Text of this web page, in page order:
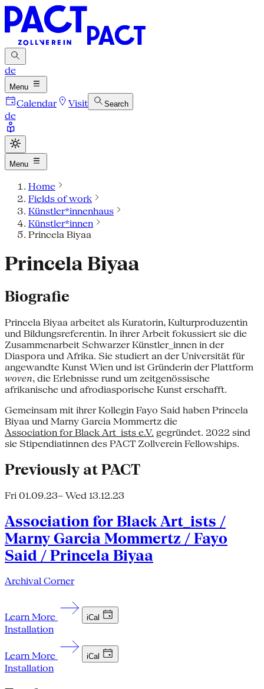
de
Menu
Calendar Visit Search
de
Menu
Home
Fields of work
Künstler*innenhaus
Künstler*innen
Princela Biyaa
Princela Biyaa
Biografie
Princela Biyaa arbeitet als Kuratorin, Kulturproduzentin
und Bildungsreferentin. In ihrer Arbeit fokussiert sie die
Zusammenarbeit Schwarzer Künstler_innen in der
Diaspora und Afrika. Sie studiert an der Universität für
angewandte Kunst Wien und ist Gründerin der Plattform
woven, die Erlebnisse rund um zeitgenössische
afrikanische und afrodiasporische Kunst erschafft.
Gemeinsam mit ihrer Kollegin Fayo Said haben Princela
Biyaa und Marny Garcia Mommertz die
Association for Black Art_ists e.V. gegründet. 2022 sind
sie Stipendiatinnen des PACT Zollverein Fellowships.
Previously at PACT
Fri 01.09.23– Wed 13.12.23
Association for Black Art_ists /
Marny Garcia Mommertz / Fayo
Said / Princela Biyaa
Archival Corner
Learn More iCal
Installation
Learn More iCal
Installation